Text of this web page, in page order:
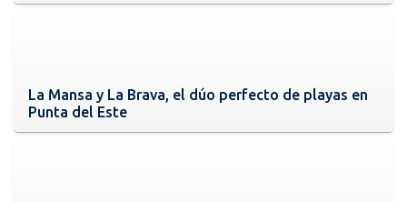
La Mansa y La Brava, el dúo perfecto de playas en
Punta del Este